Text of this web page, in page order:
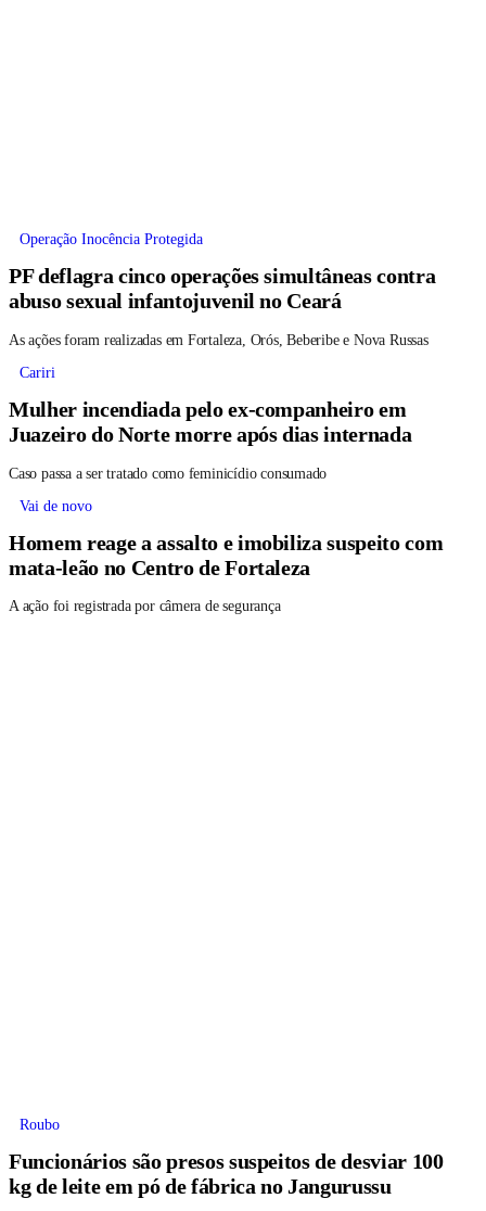
Operação Inocência Protegida
PF deflagra cinco operações simultâneas contra
abuso sexual infantojuvenil no Ceará
As ações foram realizadas em Fortaleza, Orós, Beberibe e Nova Russas
Cariri
Mulher incendiada pelo ex-companheiro em
Juazeiro do Norte morre após dias internada
Caso passa a ser tratado como feminicídio consumado
Vai de novo
Homem reage a assalto e imobiliza suspeito com
mata-leão no Centro de Fortaleza
A ação foi registrada por câmera de segurança
Roubo
Funcionários são presos suspeitos de desviar 100
kg de leite em pó de fábrica no Jangurussu